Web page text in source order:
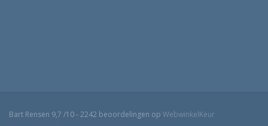
Bart Rensen 9,7 /10-2242 beoordelingen op WebwinkelKeur